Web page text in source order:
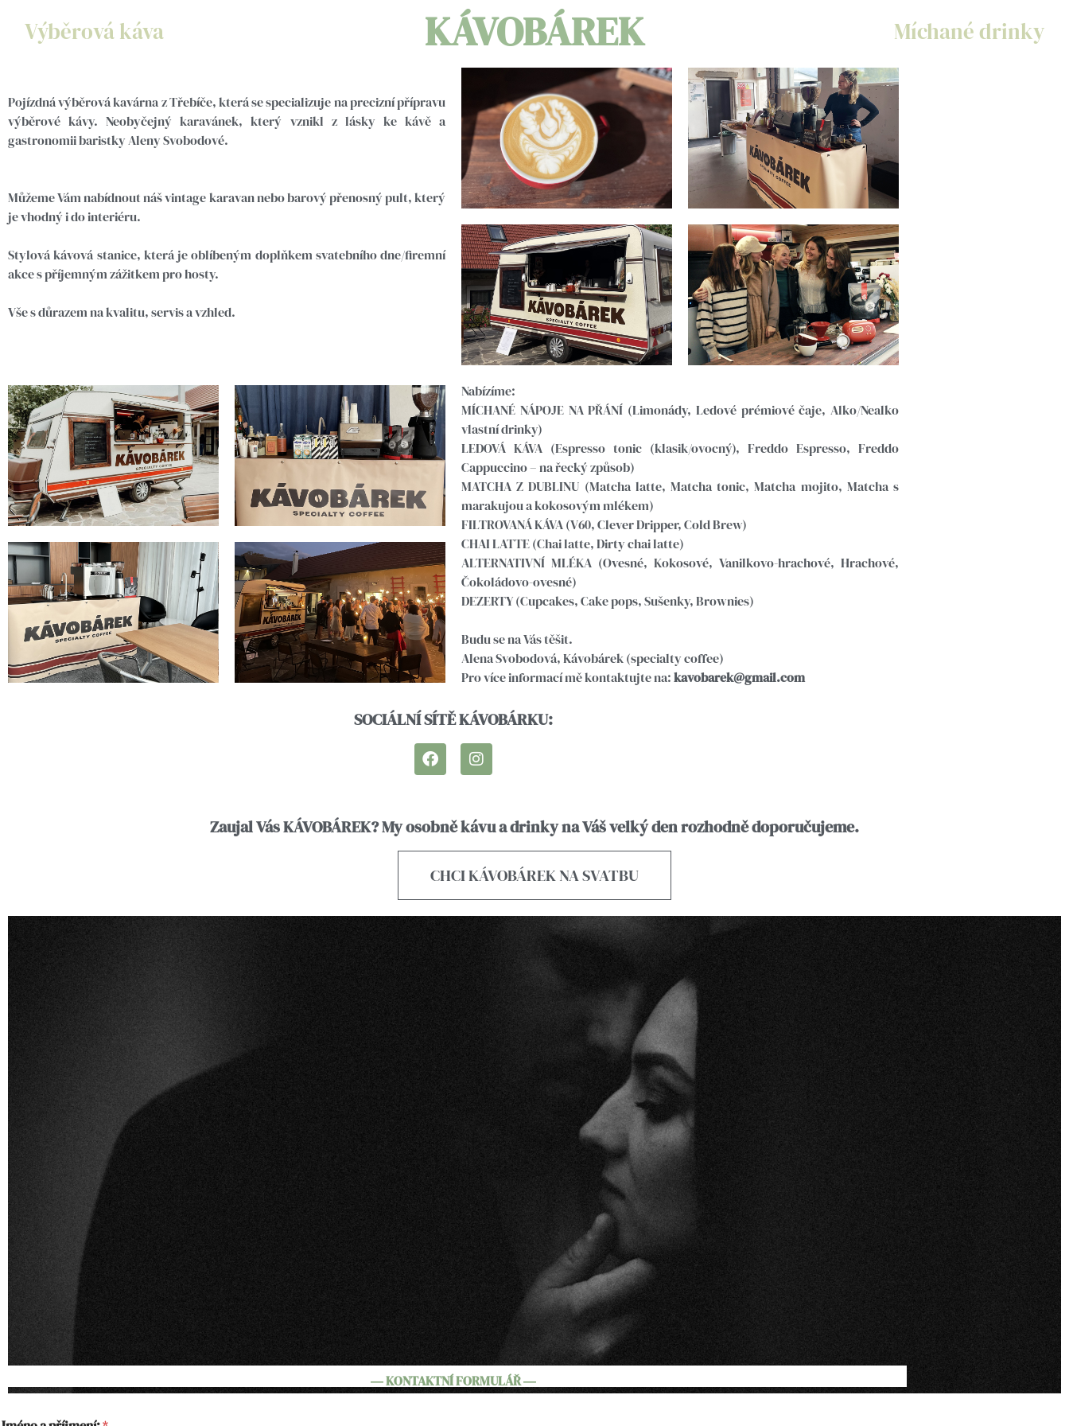
Výběrová káva KÁVOBÁREK Míchané drinky
Pojízdná výběrová kavárna z Třebíče, která se specializuje na precizní přípravu
výběrové kávy. Neobyčejný karavánek, který vznikl z lásky ke kávě a
gastronomii baristky Aleny Svobodové.
Můžeme Vám nabídnout náš vintage karavan nebo barový přenosný pult, který
je vhodný i do interiéru.
Stylová kávová stanice, která je oblíbeným doplňkem svatebního dne/firemní
akce s příjemným zážitkem pro hosty.
Vše s důrazem na kvalitu, servis a vzhled.
Nabízíme:
MÍCHANÉ NÁPOJE NA PŘÁNÍ (Limonády, Ledové prémiové čaje, Alko/Nealko
vlastní drinky)
LEDOVÁ KÁVA (Espresso tonic (klasik/ovocný), Freddo Espresso, Freddo
Cappuccino – na řecký způsob)
MATCHA Z DUBLINU (Matcha latte, Matcha tonic, Matcha mojito, Matcha s
marakujou a kokosovým mlékem)
FILTROVANÁ KÁVA (V60, Clever Dripper, Cold Brew)
CHAI LATTE (Chai latte, Dirty chai latte)
ALTERNATIVNÍ MLÉKA (Ovesné, Kokosové, Vanilkovo-hrachové, Hrachové,
Čokoládovo-ovesné)
DEZERTY (Cupcakes, Cake pops, Sušenky, Brownies)
Budu se na Vás těšit.
Alena Svobodová, Kávobárek (specialty coffee)
Pro více informací mě kontaktujte na:kavobarek@gmail.com
SOCIÁLNÍ SÍTĚ KÁVOBÁRKU:
F
a
c
o
o
I
n
s
a
g
r
m
Zaujal Vás KÁVOBÁREK? My osobně kávu a drinky na Váš velký den rozhodně doporučujeme.
CHCI KÁVOBÁREK NA SVATBU
― KONTAKTNÍ FORMULÁŘ ―